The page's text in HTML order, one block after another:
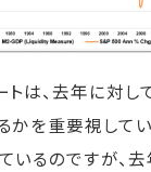
は、去年に対し
を重要視してい
いるのですが、